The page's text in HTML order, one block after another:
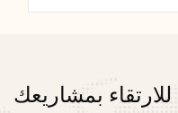
للارتقاء بمشاريعك